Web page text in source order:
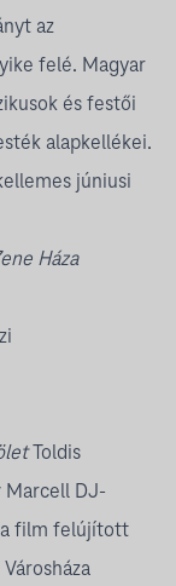
az
felé. Magyar
és festői
alapkellékei.
júniusi
Háza
Toldis
Marcell DJ-
a film felújított